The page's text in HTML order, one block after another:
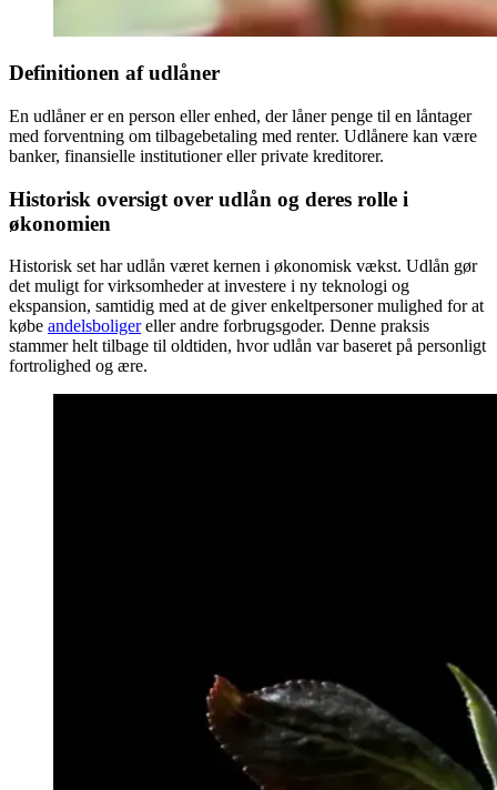
Definitionen af udlåner
En udlåner er en person eller enhed, der låner penge til en låntager
med forventning om tilbagebetaling med renter. Udlånere kan være
banker, finansielle institutioner eller private kreditorer.
Historisk oversigt over udlån og deres rolle i
økonomien
Historisk set har udlån været kernen i økonomisk vækst. Udlån gør
det muligt for virksomheder at investere i ny teknologi og
ekspansion, samtidig med at de giver enkeltpersoner mulighed for at
købe andelsboligereller andre forbrugsgoder. Denne praksis
stammer helt tilbage til oldtiden, hvor udlån var baseret på personligt
fortrolighed og ære.